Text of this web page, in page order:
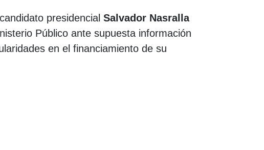
presidencialSalvador Nasralla
Público ante supuesta información
en el financiamiento de su